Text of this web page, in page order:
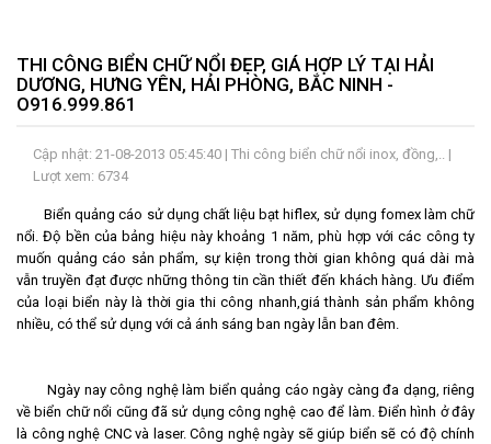
DỰ
ÁN
THI CÔNG BIỂN CHỮ NỔI ĐẸP, GIÁ HỢP LÝ TẠI HẢI
DƯƠNG, HƯNG YÊN, HẢI PHÒNG, BẮC NINH -
O916.999.861
Cập nhật: 21-08-2013 05:45:40 | Thi công biển chữ nổi inox, đồng,.. |
Lượt xem: 6734
Biển quảng cáo sử dụng chất liệu bạt hiflex, sử dụng fomex làm chữ
nổi. Độ bền của bảng hiệu này khoảng 1 năm, phù hợp với các công ty
muốn quảng cáo sản phẩm, sự kiện trong thời gian không quá dài mà
vẫn truyền đạt được những thông tin cần thiết đến khách hàng. Ưu điểm
của loại biển này là thời gia thi công nhanh,giá thành sản phẩm không
nhiều, có thể sử dụng với cả ánh sáng ban ngày lẫn ban đêm.
Ngày nay công nghệ làm biển quảng cáo ngày càng đa dạng, riêng
về biển chữ nổi cũng đã sử dụng công nghệ cao để làm. Điển hình ở đây
là công nghệ CNC và laser. Công nghệ ngày sẽ giúp biển sẽ có độ chính